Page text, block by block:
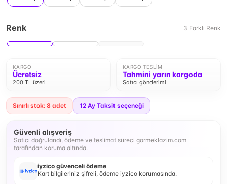
Renk 3 Farklı Renk
KARGO
Ücretsiz
200 TL üzeri
KARGO TESLIM
Tahmini yarın kargoda
Satıcı gönderimi
Sınırlı stok: 8 adet 12 Ay Taksit seçeneği
Güvenli alışveriş
Satıcı doğrulandı, ödeme ve teslimat süreci gormeklazim.com
tarafından koruma altında.
iyzico güvenceli ödeme
Kart bilgileriniz şifreli, ödeme iyzico korumasında.